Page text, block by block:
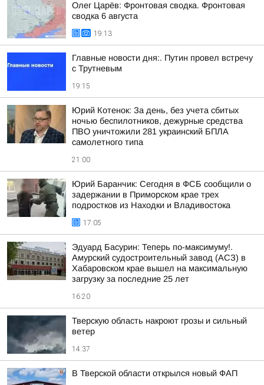
Олег Царёв: Фронтовая сводка. Фронтовая
сводка 6 августа
19:13
Главные новости дня:. Путин провел встречу
с Трутневым
19:15
Юрий Котенок: За день, без учета сбитых
ночью беспилотников, дежурные средства
ПВО уничтожили 281 украинский БПЛА
самолетного типа
21:00
Юрий Баранчик: Сегодня в ФСБ сообщили о
задержании в Приморском крае трех
подростков из Находки и Владивостока
17:05
Эдуард Басурин: Теперь по-максимуму!.
Амурский судостроительный завод (АСЗ) в
Хабаровском крае вышел на максимальную
загрузку за последние 25 лет
16:20
Тверскую область накроют грозы и сильный
ветер
14:37
В Тверской области открылся новый ФАП